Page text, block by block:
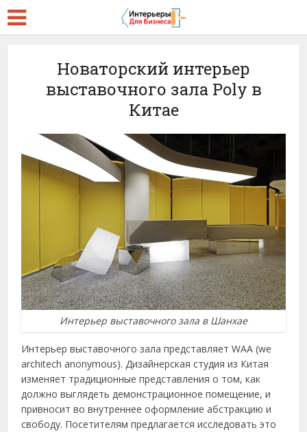
Новаторский интерьер
выставочного зала Poly в
Китае
Интерьер выставочного зала в Шанхае
Интерьер выставочного зала представляет WAA (we
architech anonymous). Дизайнерская студия из Китая
изменяет традиционные представления о том, как
должно выглядеть демонстрационное помещение, и
привносит во внутреннее оформление абстракцию и
свободу. Посетителям предлагается исследовать это